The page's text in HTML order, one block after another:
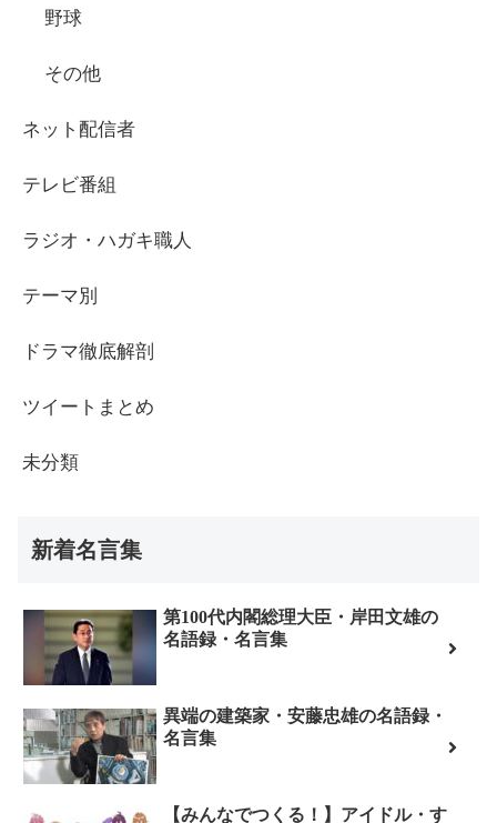
野球
その他
ネット配信者
テレビ番組
ラジオ・ハガキ職人
テーマ別
ドラマ徹底解剖
ツイートまとめ
未分類
新着名言集
第100代内閣総理大臣・岸田文雄の
名語録・名言集
異端の建築家・安藤忠雄の名語録・
名言集
【みんなでつくる！】アイドル・す